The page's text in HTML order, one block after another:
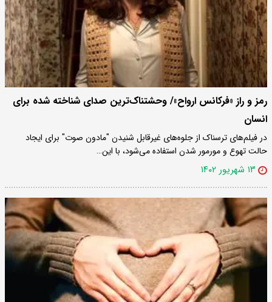
رمز و راز «فرکانس ارواح»/ وحشتناک‌ترین صدای شناخته شده برای
انسان
در فیلم‌های ترسناک از جلوه‌های غیر‌قابل شنیدن "مادون صوت" برای ایجاد
حالت تهوع و مورمور شدن استفاده می‌شود، با این…
۱۳ شهریور ۱۴۰۲